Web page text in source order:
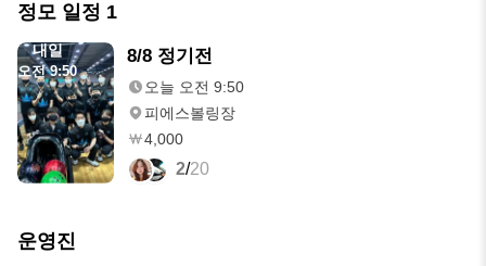
정모 일정 1
내일
오전 9:50
8/8 정기전
오늘 오전 9:50
피에스볼링장
4,000
2/20
운영진